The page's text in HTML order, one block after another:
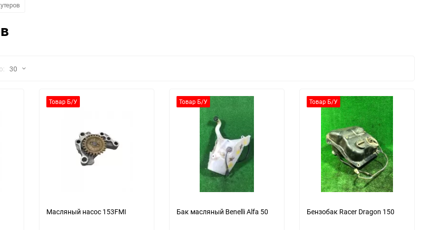
30
Товар Б/У
Масляный насос 153FMI
Товар Б/У
Бак масляный Benelli Alfa 50
Товар Б/У
Бензобак Racer Dragon 150